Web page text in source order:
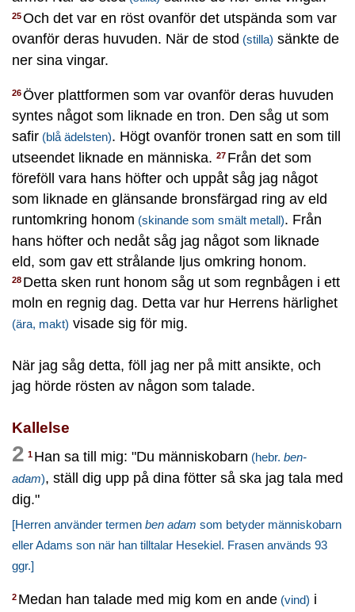
25Och det var en röst ovanför det utspända som var
ovanför deras huvuden. När de stod (stilla) sänkte de
ner sina vingar.
26Över plattformen som var ovanför deras huvuden
syntes något som liknade en tron. Den såg ut som
safir (blå ädelsten). Högt ovanför tronen satt en som till
utseendet liknade en människa. 27 Från det som
föreföll vara hans höfter och uppåt såg jag något
som liknade en glänsande bronsfärgad ring av eld
runtomkring honom (skinande som smält metall). Från
hans höfter och nedåt såg jag något som liknade
eld, som gav ett strålande ljus omkring honom.
28 Detta sken runt honom såg ut som regnbågen i ett
moln en regnig dag. Detta var hur Herrens härlighet
(ära, makt) visade sig för mig.
När jag såg detta, föll jag ner på mitt ansikte, och
jag hörde rösten av någon som talade.
Kallelse
2 1 Han sa till mig: "Du människobarn (hebr.ben-
adam), ställ dig upp på dina fötter så ska jag tala med
dig."
[Herren använder termen ben adam som betyder människobarn
eller Adams son när han tilltalar Hesekiel. Frasen används 93
ggr.]
2 Medan han talade med mig kom en ande (vind) i